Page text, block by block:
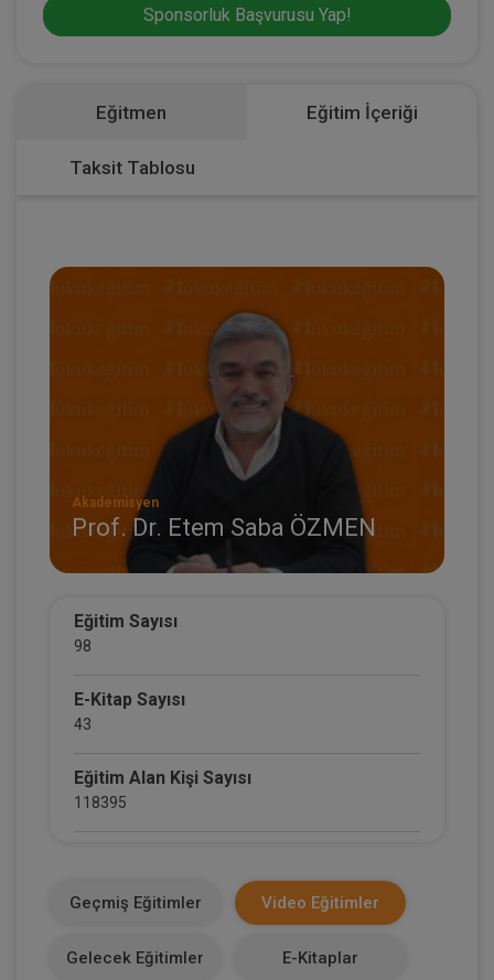
Sponsorluk Başvurusu Yap!
Eğitmen Eğitim İçeriği
Taksit Tablosu
Akademisyen
Prof. Dr. Etem Saba ÖZMEN
Eğitim Sayısı
98
E-Kitap Sayısı
43
Eğitim Alan Kişi Sayısı
118395
3
Geçmiş Eğitimler Video Eğitimler
Gelecek Eğitimler E-Kitaplar